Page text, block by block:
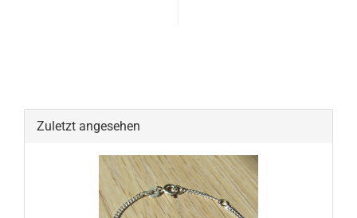
Zuletzt angesehen